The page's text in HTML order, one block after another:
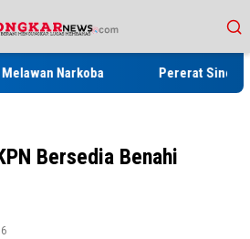
Pererat Sinergi
Bersedia Benahi